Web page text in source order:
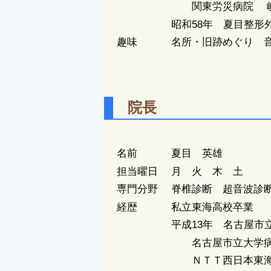
関東労災病院 岐阜県
昭和58年 夏目整形外
趣味 名所・旧跡めぐり 音
院長
名前 夏目 英雄
担当曜日
月 火 木 土
専門分野 脊椎診断 超音波診
経歴 私立東海高校卒業
平成13年 名古屋市立大
名古屋市立大学病院
ＮＴＴ西日本東海病